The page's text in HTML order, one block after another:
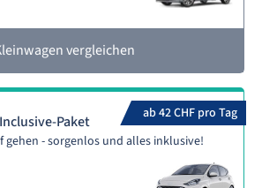
vergleichen
ab 42 CHF pro Tag
Paket
gehen - sorgenlos und alles inklusive!